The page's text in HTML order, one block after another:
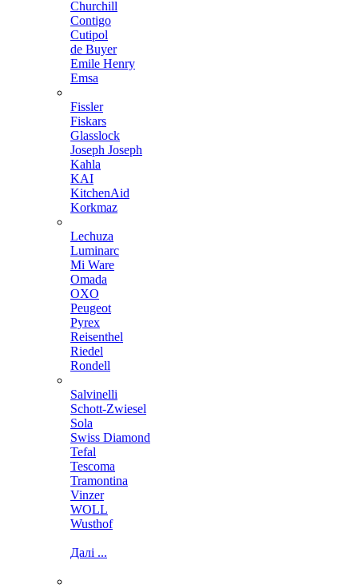
Churchill
Contigo
Cutipol
de Buyer
Emile Henry
Emsa
Fissler
Fiskars
Glasslock
Joseph Joseph
Kahla
KAI
KitchenAid
Korkmaz
Lechuza
Luminarc
Mi Ware
Omada
OXO
Peugeot
Pyrex
Reisenthel
Riedel
Rondell
Salvinelli
Schott-Zwiesel
Sola
Swiss Diamond
Tefal
Tescoma
Tramontina
Vinzer
WOLL
Wusthof
Далі ...